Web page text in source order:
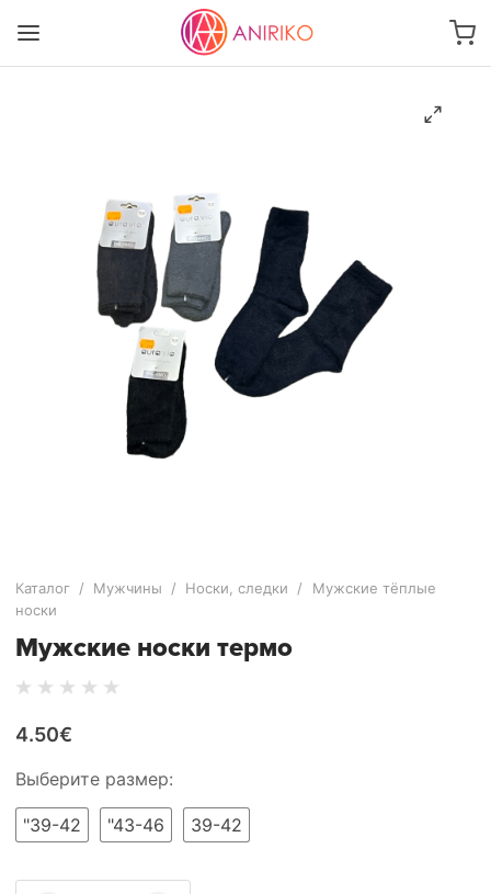
Каталог / Мужчины / Носки, следки /
Мужские тёплые
носки
Мужские носки термо
4.50€
Выберите размер:
"39-42 "43-46 39-42